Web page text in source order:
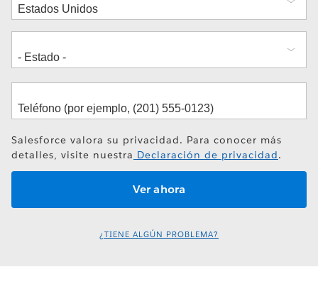
Salesforce valora su privacidad. Para conocer más
detalles, visite nuestra Declaración de privacidad.
¿TIENE ALGÚN PROBLEMA?